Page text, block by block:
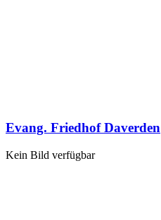
Evang. Friedhof Daverden
Kein Bild verfügbar